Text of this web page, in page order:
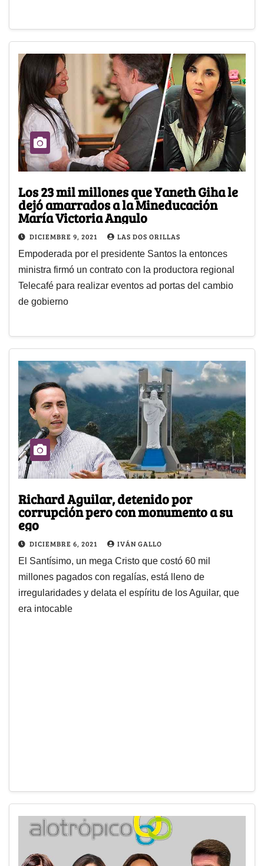
Los 23 mil millones que Yaneth Giha le
dejó amarrados a la Mineducación
María Victoria Angulo
DICIEMBRE 9, 2021 LAS DOS ORILLAS
Empoderada por el presidente Santos la entonces
ministra firmó un contrato con la productora regional
Telecafé para realizar eventos ad portas del cambio
de gobierno
Richard Aguilar, detenido por
corrupción pero con monumento a su
ego
DICIEMBRE 6, 2021 IVÁN GALLO
El Santísimo, un mega Cristo que costó 60 mil
millones pagados con regalías, está lleno de
irregularidades y delata el espíritu de los Aguilar, que
era intocable